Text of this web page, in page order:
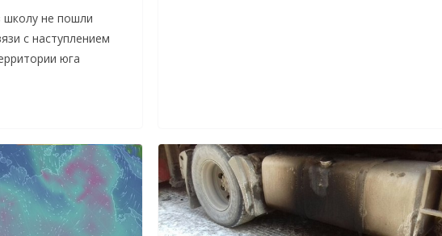
не пошли
с наступлением
юга